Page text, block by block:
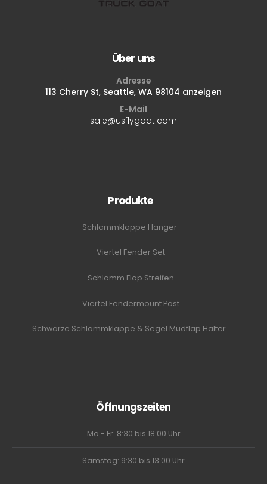
Über uns
Adresse
113 Cherry St, Seattle, WA 98104 anzeigen
E-Mail
sale@usflygoat.com
Produkte
Schlammklappe Hanger
Viertel Fender Set
Schlamm Flap Streifen
Viertel Fendermount Post
Schwarze Schlammklappe & Segel Mudflap Halter
Öffnungszeiten
Mo - Fr: 8:30 bis 18:00 Uhr
Samstag: 9:30 bis 13:00 Uhr